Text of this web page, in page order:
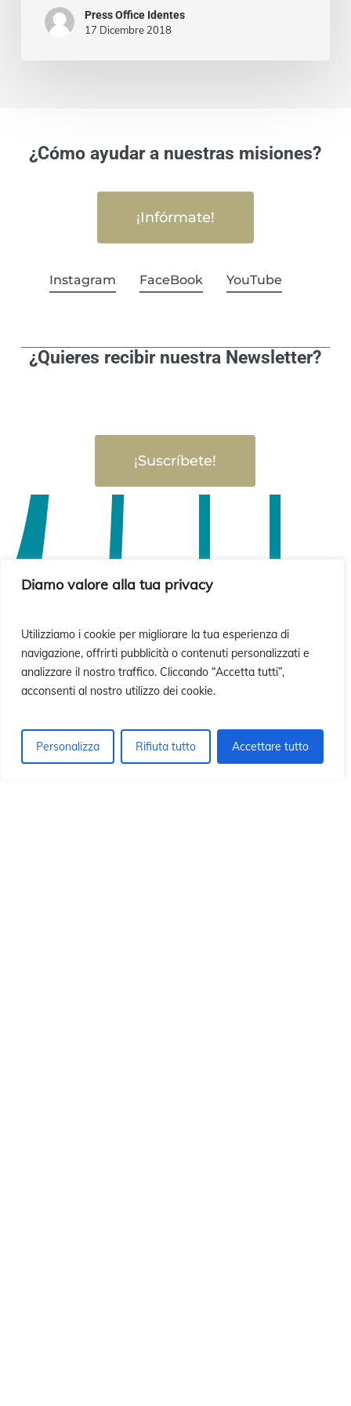
Diamo valore alla tua privacy
Utilizziamo i cookie per migliorare la tua esperienza di
navigazione, offrirti pubblicità o contenuti personalizzati e
analizzare il nostro traffico. Cliccando “Accetta tutti”,
acconsenti al nostro utilizzo dei cookie.
Personalizza Rifiuta tutto Accettare tutto
Patrizio
Press Office Identes
17 Dicembre 2018
¿Cómo ayudar a nuestras misiones?
¡Infórmate!
Instagram FaceBook YouTube
¿Quieres recibir nuestra Newsletter?
¡Suscríbete!